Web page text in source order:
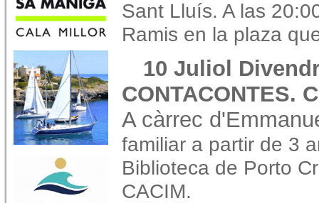
Sant Lluís. A las
Ramis en la plaza
10 Juliol
CONTACONTES.
A càrrec
familiar a partir de 3
Biblioteca de Porto
CACIM.